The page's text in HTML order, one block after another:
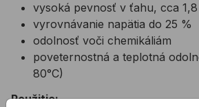
vysoká pevnosť v ťahu, cca
vyrovnávanie napätia do 25 %
odolnosť voči chemikáliám
poveternostná a teplotná
80°C)
Použitie: